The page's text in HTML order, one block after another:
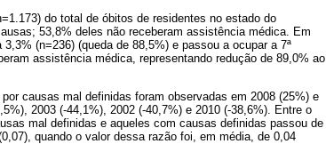
do total de óbitos de residentes no estado do
53,8% deles não receberam assistência médica. Em
(n=236) (queda de 88,5%) e passou a ocupar a 7ª
assistência médica, representando redução de 89,0% ao
causas mal definidas foram observadas em 2008 (25%) e
2003 (-44,1%), 2002 (-40,7%) e 2010 (-38,6%). Entre o
mal definidas e aqueles com causas definidas passou de
quando o valor dessa razão foi, em média, de 0,04